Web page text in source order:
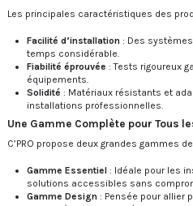
Les principales caractéristiques des
Facilité d’installation : Des
temps considérable.
Fiabilité éprouvée : Tests rigoureux
équipements.
Solidité : Matériaux résistants et
installations professionnelles.
Une Gamme Complète pour Tous
C’PRO propose deux grandes gammes
Gamme Essentiel : Idéale pour les
solutions accessibles sans
Gamme Design : Pensée pour allier